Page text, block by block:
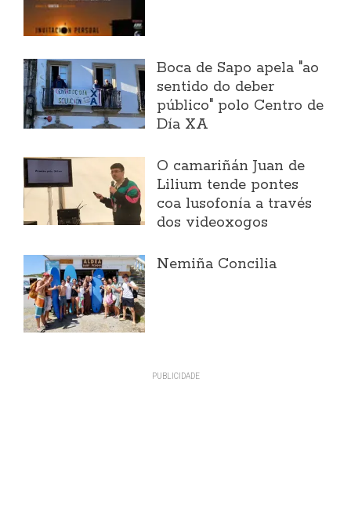
Boca de Sapo apela "ao
sentido do deber
público" polo Centro de
Día XA
O camariñán Juan de
Lilium tende pontes
coa lusofonía a través
dos videoxogos
Nemiña Concilia